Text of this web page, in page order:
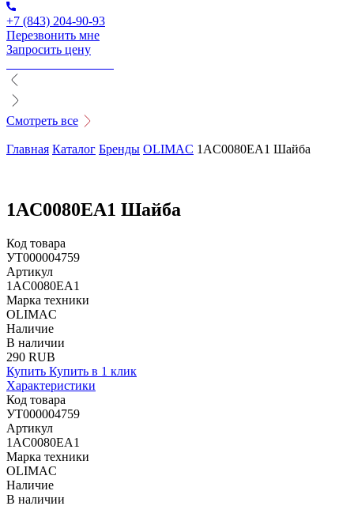
+7 (843) 204-90-93
Перезвонить мне
Запросить цену
Смотреть все
Главная Каталог Бренды OLIMAC 1AC0080EA1 Шайба
1AC0080EA1 Шайба
Код товара
УТ000004759
Артикул
1AC0080EA1
Марка техники
OLIMAC
Наличие
В наличии
290 RUB
Купить Купить в 1 клик
Характеристики
Код товара
УТ000004759
Артикул
1AC0080EA1
Марка техники
OLIMAC
Наличие
В наличии